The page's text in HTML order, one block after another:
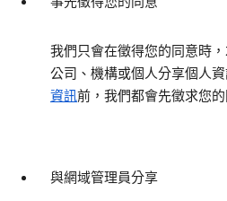
我們只會在徵得您的同意時
公司、機構或個人分享個人
資訊前，我們都會先徵求您的
與網域管理員分享